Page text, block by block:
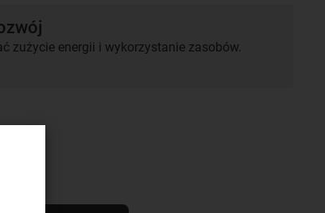
zużycie energii i wykorzystanie zasobów.